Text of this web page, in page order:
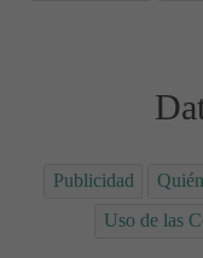
Publicidad
Uso de las